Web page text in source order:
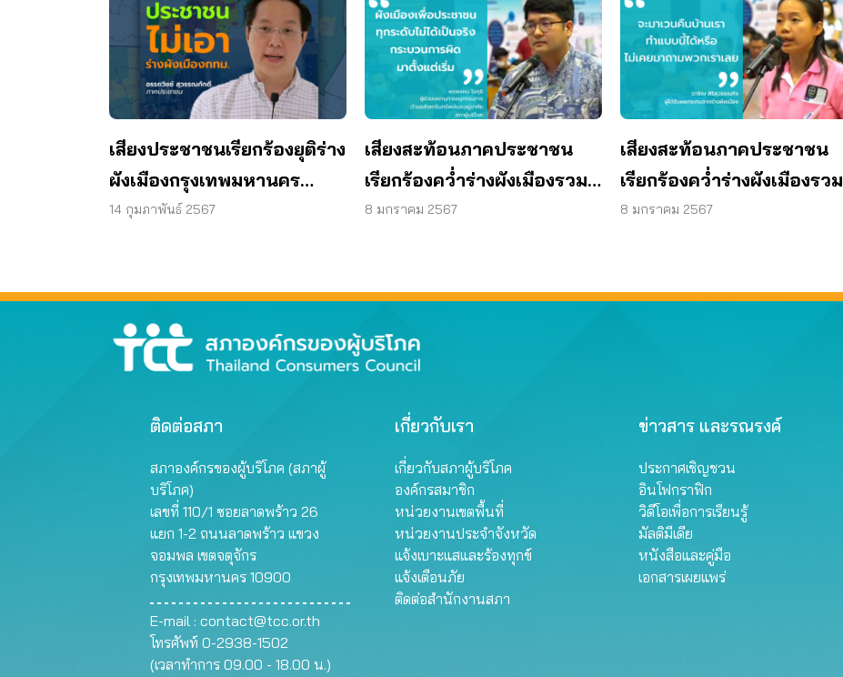
เสียงประชาชนเรียกร้องยุติร่าง
ผังเมืองกรุงเทพมหานคร
(ฉบับปรับปรุงครั้งที่ 4)
14 กุมภาพันธ์ 2567
เสียงสะท้อนภาคประชาชน
เรียกร้องคว่ำร่างผังเมืองรวม
กรุงเทพมหานคร (ฉบับ
8 มกราคม 2567
เสียงสะท้อนภาคประชาชน
เรียกร้องคว่ำร่างผังเมืองรวม
กรุงเทพมหานคร (ฉบับ
8 มกราคม 2567
ติดต่อสภา
สภาองค์กรของผู้บริโภค (สภาผู้
บริโภค)
เลขที่ 110/1 ซอยลาดพร้าว 26
แยก 1-2 ถนนลาดพร้าว แขวง
จอมพล เขตจตุจักร
กรุงเทพมหานคร 10900
E-mail : contact@tcc.or.th
โทรศัพท์ 0-2938-1502
(เวลาทำการ 09.00 - 18.00 น.)
เกี่ยวกับเรา
เกี่ยวกับสภาผู้บริโภค
องค์กรสมาชิก
หน่วยงานเขตพื้นที่
หน่วยงานประจำจังหวัด
แจ้งเบาะแสและร้องทุกข์
แจ้งเตือนภัย
ติดต่อสำนักงานสภา
ข่าวสาร และรณรงค์
ประกาศเชิญชวน
อินโฟกราฟิก
วิดีโอเพื่อการเรียนรู้
มัลติมีเดีย
หนังสือและคู่มือ
เอกสารเผยแพร่